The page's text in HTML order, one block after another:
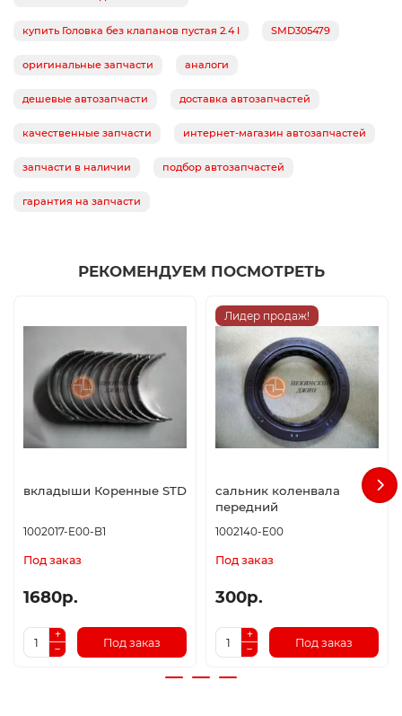
купить Головка без клапанов пустая 2.4 l SMD305479
оригинальные запчасти аналоги
дешевые автозапчасти доставка автозапчастей
качественные запчасти интернет-магазин автозапчастей
запчасти в наличии подбор автозапчастей
гарантия на запчасти
РЕКОМЕНДУЕМ ПОСМОТРЕТЬ
вкладыши Коренные STD
1002017-E00-B1
Под заказ
1680р.
Под заказ
Лидер продаж!
сальник коленвала
передний
1002140-E00
Под заказ
300р.
Под заказ